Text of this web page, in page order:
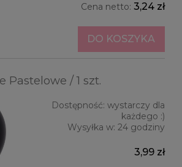
Cena netto: 3,24 zł
DO KOSZYKA
Pastelowe / 1 szt.
Dostępność: wystarczy dla
każdego :)
Wysyłka w: 24 godziny
3,99 zł